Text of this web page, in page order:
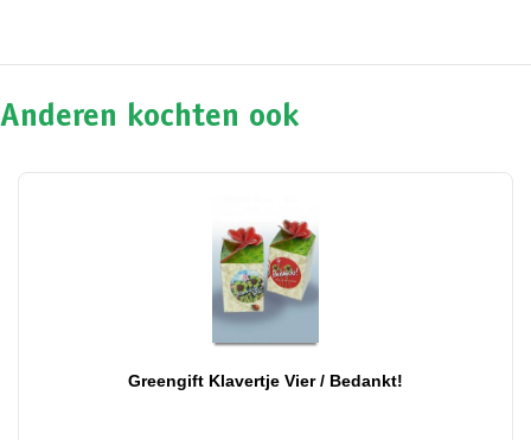
Anderen kochten ook
Greengift Klavertje Vier / Bedankt!